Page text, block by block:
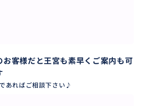
お客様だと王宮も素早くご案内も可
あればご相談下さい♪